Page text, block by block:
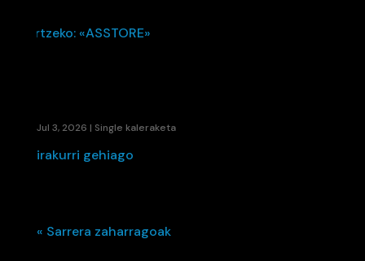
Jul 3, 2026 | Single kaleraketa
irakurri gehiago
« Sarrera zaharragoak